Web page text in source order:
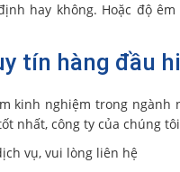
hay không. Hoặc độ
tín hàng đầu
kinh nghiệm trong
nhất, công ty của chúng
vụ, vui lòng liên hệ